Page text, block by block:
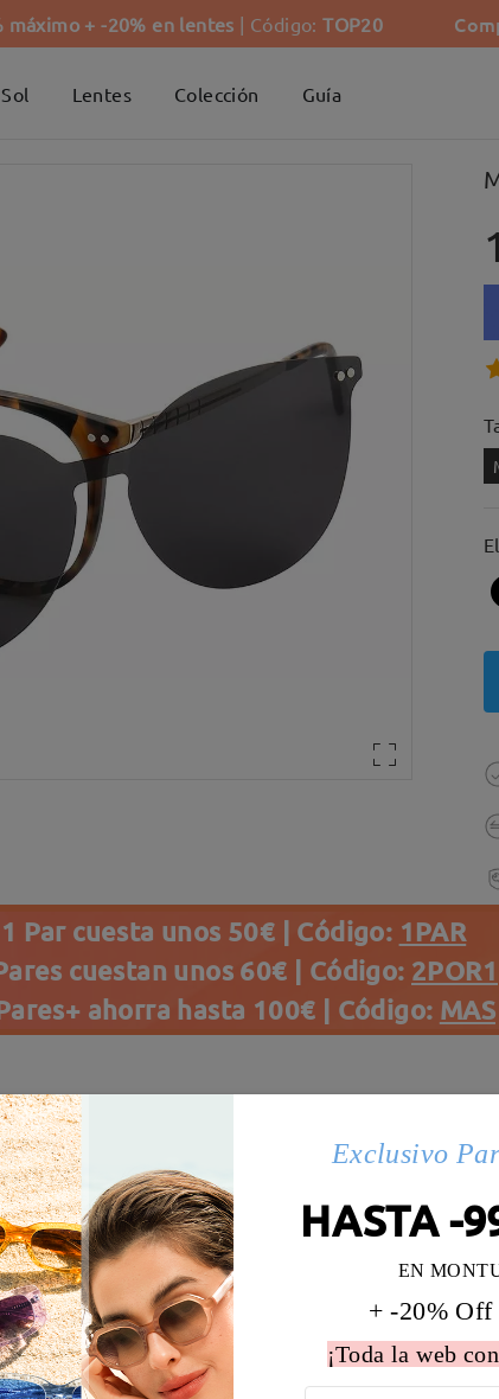
máximo + -20% en lentes | Código:TOP20
Lentes Colección Guía
1 Par cuesta unos 50€ | Código: 1PAR
cuestan unos 60€ | Código: 2POR1
ahorra hasta 100€ | Código: MAS
131 mm (Medio) Diametro de lentes: 52 mm
Sí Material de la montura: Metal
contienen níquel. Los clientes con antecedentes de
Exclusivo
HASTA -
EN
+ -20% Off
¡Toda la web